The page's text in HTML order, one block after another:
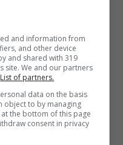
and information from
and other device
and shared with 319
site. We and our partners
List of partners.
data on the basis
object to by managing
the bottom of this page
consent in privacy